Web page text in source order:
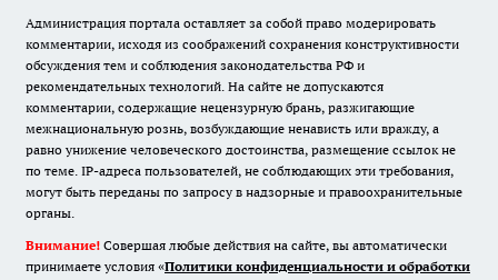
Администрация портала оставляет за собой право модерировать
комментарии, исходя из соображений сохранения конструктивности
обсуждения тем и соблюдения законодательства РФ и
рекомендательных технологий. На сайте не допускаются
комментарии, содержащие нецензурную брань, разжигающие
межнациональную рознь, возбуждающие ненависть или вражду, а
равно унижение человеческого достоинства, размещение ссылок не
по теме. IP-адреса пользователей, не соблюдающих эти требования,
могут быть переданы по запросу в надзорные и правоохранительные
органы.
Внимание! Совершая любые действия на сайте, вы автоматически
принимаете условия «Политики конфиденциальности и обработки